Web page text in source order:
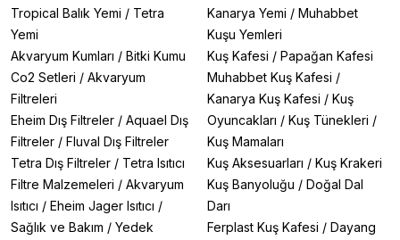
Tropical Balık Yemi / Tetra
Yemi
Akvaryum Kumları / Bitki Kumu
Co2 Setleri / Akvaryum
Filtreleri
Eheim Dış Filtreler / Aquael Dış
Filtreler / Fluval Dış Filtreler
Tetra Dış Filtreler / Tetra Isıtıcı
Filtre Malzemeleri / Akvaryum
Isıtıcı / Eheim Jager Isıtıcı /
Sağlık ve Bakım / Yedek
Kanarya Yemi / Muhabbet
Kuşu Yemleri
Kuş Kafesi / Papağan Kafesi
Muhabbet Kuş Kafesi /
Kanarya Kuş Kafesi / Kuş
Oyuncakları / Kuş Tünekleri /
Kuş Mamaları
Kuş Aksesuarları / Kuş Krakeri
Kuş Banyoluğu / Doğal Dal
Darı
Ferplast Kuş Kafesi / Dayang